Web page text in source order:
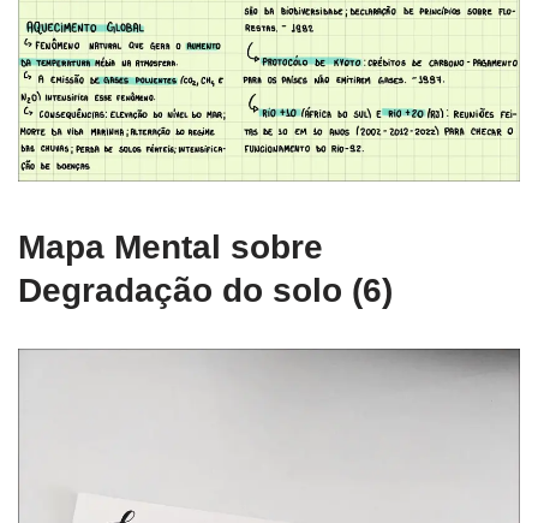
Mapa Mental sobre
Degradação do solo (6)